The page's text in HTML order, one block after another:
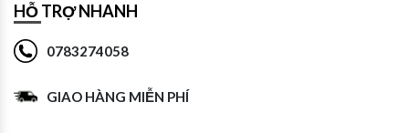
HỖ TRỢ NHANH
0783274058
GIAO HÀNG MIỄN PHÍ